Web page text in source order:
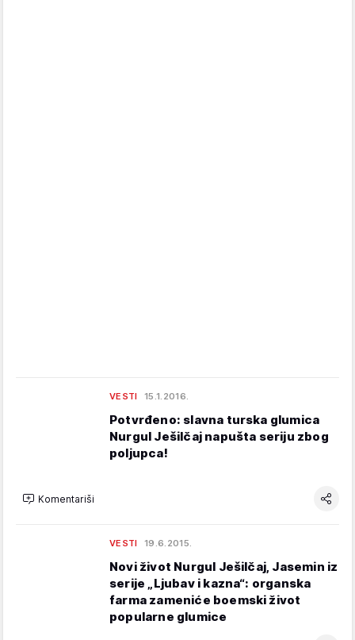
VESTI 15.1.2016.
Potvrđeno: slavna turska glumica
Nurgul Ješilčaj napušta seriju zbog
poljupca!
Komentariši
VESTI 19.6.2015.
Novi život Nurgul Ješilčaj, Jasemin iz
serije „Ljubav i kazna“: organska
farma zameniće boemski život
popularne glumice